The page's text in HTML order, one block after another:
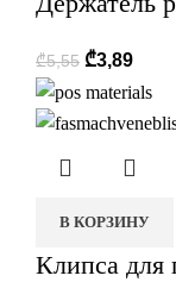
₾5,55 ₾3,89
В КОРЗИНУ
Клипса для